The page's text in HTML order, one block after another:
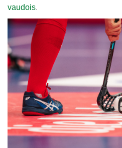
vaudois.